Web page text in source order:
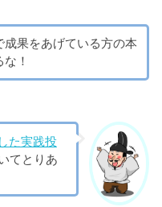
果をあげている方の本
！
た実践投
てとりあ